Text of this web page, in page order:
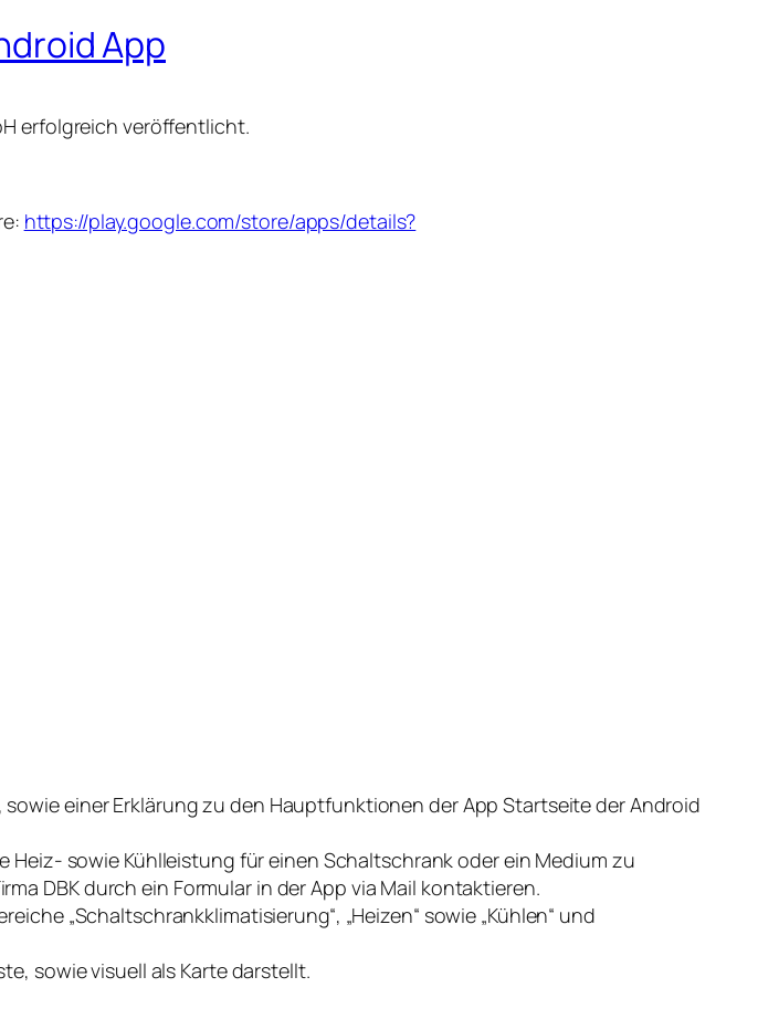
App
erfolgreich veröffentlicht.
https://play.google.com/store/apps/details?
einer Erklärung zu den Hauptfunktionen der App Startseite der Android
sowie Kühlleistung für einen Schaltschrank oder ein Medium zu
DBK durch ein Formular in der App via Mail kontaktieren.
„Schaltschrankklimatisierung“, „Heizen“ sowie „Kühlen“ und
sowie visuell als Karte darstellt.